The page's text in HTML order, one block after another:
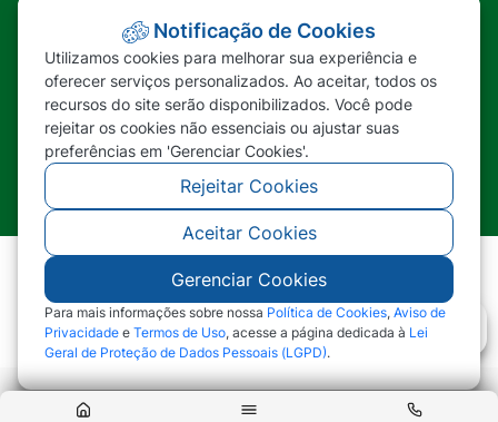
Transparência
Ouvidoria
SIC
©2026 - Prefeitura Municipal de Nova Lacerda -
MT - Todos os direitos reservados
Notificação de Cookies
Utilizamos cookies para melhorar sua experiência e
oferecer serviços personalizados. Ao aceitar, todos os
recursos do site serão disponibilizados. Você pode
rejeitar os cookies não essenciais ou ajustar suas
preferências em 'Gerenciar Cookies'.
Rejeitar Cookies
Aceitar Cookies
Gerenciar Cookies
Para mais informações sobre nossa Política de Cookies, Aviso de
Privacidade e Termos de Uso, acesse a página dedicada à Lei
Geral de Proteção de Dados Pessoais (LGPD).